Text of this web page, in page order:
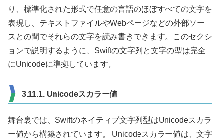
り、標準化された形式で任意の言語のほぼすべての文字を
表現し、テキストファイルやWebページなどの外部ソー
スとの間でそれらの文字を読み書きできます。このセクシ
ョンで説明するように、Swiftの文字列と文字の型は完全
にUnicodeに準拠しています。
3.11.1. Unicodeスカラー値
舞台裏では、Swiftのネイティブ文字列型はUnicodeスカラ
ー値から構築されています。 Unicodeスカラー値は、文字